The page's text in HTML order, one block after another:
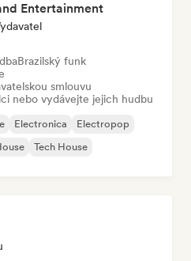
Entertainment
Brazilský funk
smlouvu
nebo vydávejte jejich hudbu
Electronica
Electropop
Tech House